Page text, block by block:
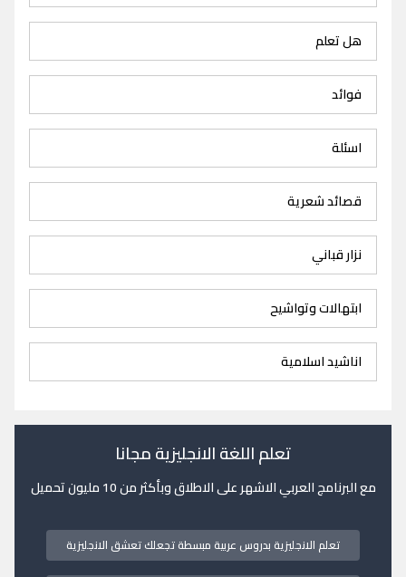
هل تعلم
فوائد
اسئلة
قصائد شعرية
نزار قباني
ابتهالات وتواشيح
اناشيد اسلامية
تعلم اللغة الانجليزية مجانا
مع البرنامج العربي الاشهر على الاطلاق وبأكثر من 10 مليون تحميل
تعلم الانجليزية بدروس عربية مبسطة تجعلك تعشق الانجليزية